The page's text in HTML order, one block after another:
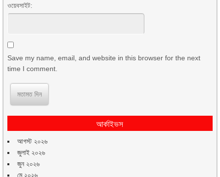
ওয়েবসাইট:
Save my name, email, and website in this browser for the next
time I comment.
আর্কাইভস
আগস্ট ২০২৬
জুলাই ২০২৬
জুন ২০২৬
মে ২০২৬